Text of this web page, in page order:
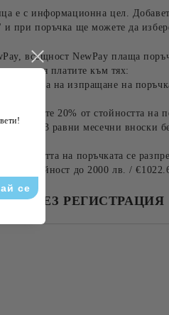
е с информационна цел.
при поръчка ще можете да
всъщност NewPay плаща
да я платите към тях:
момента на изпращане на
Заплащате 20% от стойността на
на 3 равни месечни вноски
Стойността на поръчката се
на стойност до 2000 лв. /
БЕЗ РЕГИСТРАЦИЯ